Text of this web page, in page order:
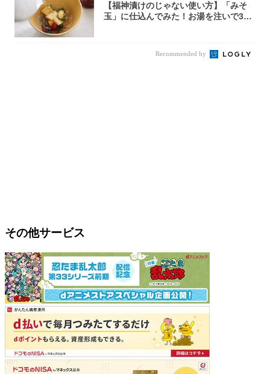
【福神漬けのじゃない使い方】「みそ
玉」に仕込んでみた！お湯を注いで30
Recommended by
その他サービス